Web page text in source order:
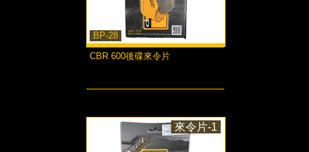
BP-28
CBR 600後碟來令片
來令片-1